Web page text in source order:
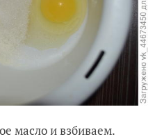
масло и взбиваем.